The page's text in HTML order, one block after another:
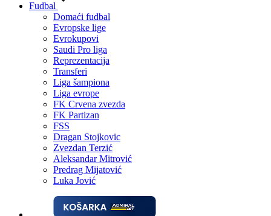
Fudbal
Domaći fudbal
Evropske lige
Evrokupovi
Saudi Pro liga
Reprezentacija
Transferi
Liga šampiona
Liga evrope
FK Crvena zvezda
FK Partizan
FSS
Dragan Stojkovic
Zvezdan Terzić
Aleksandar Mitrović
Predrag Mijatović
Luka Jović